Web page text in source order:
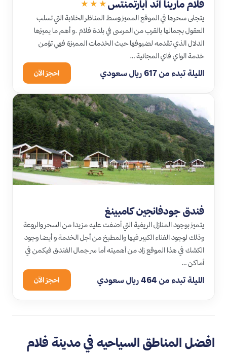
فلام مارينا آند أبارتمنتس ★★★
يتجلى سحرها في الموقع المميز وسط المناظر الخلابة التي تسلب
العقول بجمالها بالقرب من المرسى في بلدة فلام .و أهم ما يميزها
الدلال الذي تقدمه لضيوفها حيث الخدمات المميزة فهي تؤمن
خدمة الواي فاي المجانية …
الليلة تبدء من 617 ريال سعودي احجز الآن
فندق جودفانجين كامبينغ
يتميز بوجود المنازل الريفية التي أضفت عليه مزيدا من السحر والروعة
وذلك لوجود الفناء الكبير فيها والمطبخ من أجل الخدمة و أيضا وجود
الكشك في هذا الموقع زاد من أهميته أما سر جمال الفندق فيكمن في
أماكن …
الليلة تبدء من 464 ريال سعودي احجز الآن
افضل المناطق السياحيه في مدينة فلام